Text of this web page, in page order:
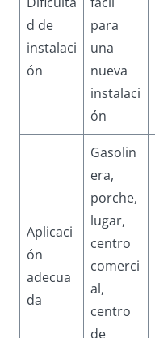
d de
instalaci
ón
para
una
nueva
instalaci
ón
Aplicaci
ón
adecua
da
Gasolin
era,
porche,
lugar,
centro
comerci
al,
centro
de